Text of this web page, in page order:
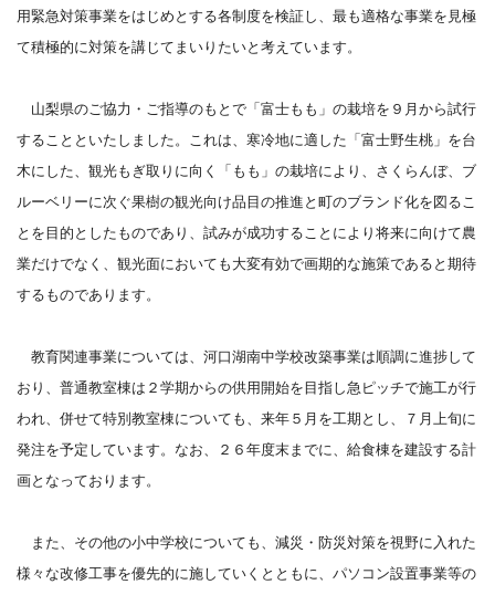
用緊急対策事業をはじめとする各制度を検証し、最も適格な事業を見極
て積極的に対策を講じてまいりたいと考えています。
山梨県のご協力・ご指導のもとで「富士もも」の栽培を９月から試行
することといたしました。これは、寒冷地に適した「富士野生桃」を台
木にした、観光もぎ取りに向く「もも」の栽培により、さくらんぼ、ブ
ルーベリーに次ぐ果樹の観光向け品目の推進と町のブランド化を図るこ
とを目的としたものであり、試みが成功することにより将来に向けて農
業だけでなく、観光面においても大変有効で画期的な施策であると期待
するものであります。
教育関連事業については、河口湖南中学校改築事業は順調に進捗して
おり、普通教室棟は２学期からの供用開始を目指し急ピッチで施工が行
われ、併せて特別教室棟についても、来年５月を工期とし、７月上旬に
発注を予定しています。なお、２６年度末までに、給食棟を建設する計
画となっております。
また、その他の小中学校についても、減災・防災対策を視野に入れた
様々な改修工事を優先的に施していくとともに、パソコン設置事業等の